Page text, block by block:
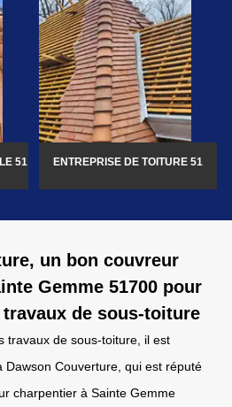
51 ENTREPRISE DE TOITURE 51
un bon couvreur
Gemme 51700 pour
travaux de sous-toiture
travaux de sous-toiture, il est
Dawson Couverture, qui est réputé
charpentier à Sainte Gemme